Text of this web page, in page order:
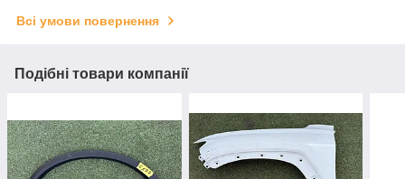
Всі умови повернення
Подібні товари компанії